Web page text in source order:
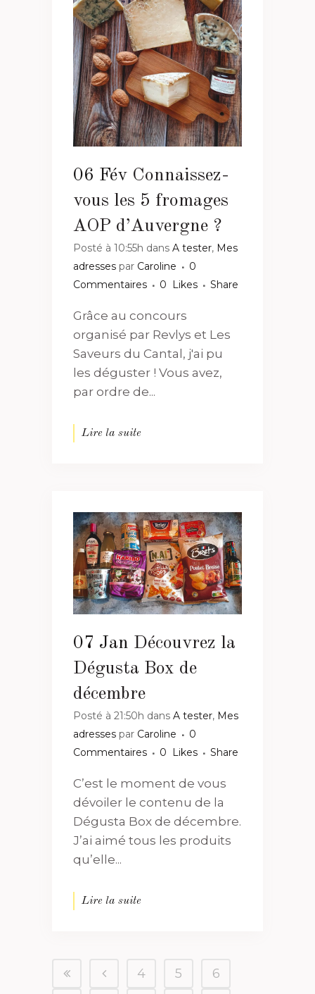
06 Fév Connaissez-
vous les 5 fromages
AOP d’Auvergne ?
Posté à 10:55h dans A tester, Mes
adresses par Caroline
0
Commentaires
0 Likes Share
Grâce au concours
organisé par Revlys et Les
Saveurs du Cantal, j'ai pu
les déguster ! Vous avez,
par ordre de...
Lire la suite
07 Jan Découvrez la
Dégusta Box de
décembre
Posté à 21:50h dans A tester, Mes
adresses par Caroline
0
Commentaires
0 Likes Share
C’est le moment de vous
dévoiler le contenu de la
Dégusta Box de décembre.
J’ai aimé tous les produits
qu’elle...
Lire la suite
4 5
6